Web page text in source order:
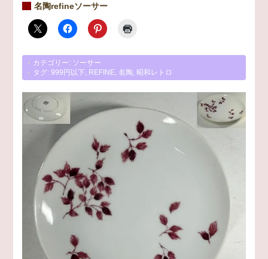
名陶refineソーサー
カテゴリー: ソーサー
タグ:999円以下 REFINE ,名陶 昭和レトロ